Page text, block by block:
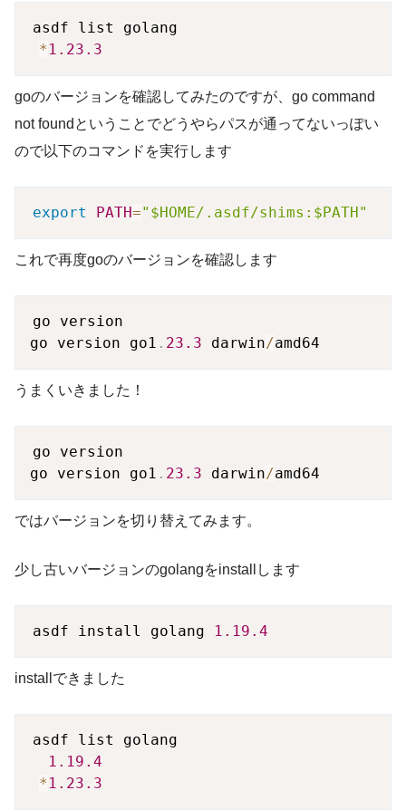
asdf list golang
* 1.23 .3
goのバージョンを確認してみたのですが、go command
not foundということでどうやらパスが通ってないっぽい
ので以下のコマンドを実行します
export PATH="$HOME/.asdf/shims:$PATH"
これで再度goのバージョンを確認します
go version
go version go1 . 23.3 darwin/
うまくいきました！
go version
go version go1 . 23.3 darwin/
ではバージョンを切り替えてみます。
少し古いバージョンのgolangをinstallします
asdf install golang 1.19 .4
installできました
asdf list golang
1.19 .4
* 1.23 .3